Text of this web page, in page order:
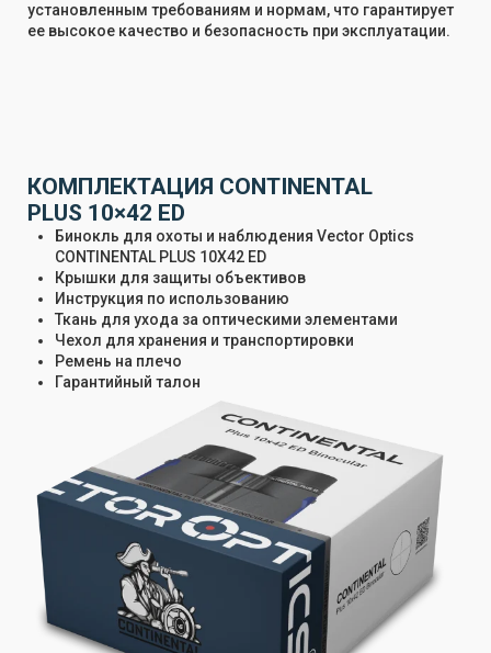
установленным требованиям и нормам, что гарантирует
ее высокое качество и безопасность при эксплуатации.
КОМПЛЕКТАЦИЯ CONTINENTAL
PLUS 10×42 ED
Бинокль для охоты и наблюдения Vector Optics
CONTINENTAL PLUS 10X42 ED
Крышки для защиты объективов
Инструкция по использованию
Ткань для ухода за оптическими элементами
Чехол для хранения и транспортировки
Ремень на плечо
Гарантийный талон